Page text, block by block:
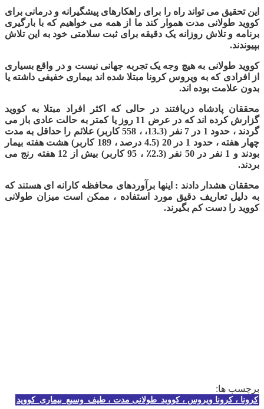
این تحقیق می تواند راه را برای راهکارهای پیشگیرانه و درمانی برای
کووید طولانی مدت هموار کند ما از همه می خواهیم که با بارگیری
برنامه و تلاش روزانه یک دقیقه برای ثبت سلامتی خود به این تلاش
بپیوندند.
کووید طولانی به هیچ وجه یک تجربه جهانی نیست و در واقع بسیاری
از افرادی که به ویروس کرونا مبتلا شده اند بیماری خفیفی داشته یا
بدون علامت بوده اند.
محققان پادشاه دریافتند در حالی که اکثر افراد مبتلا به کووید
گزارش کرده اند که در عرض 11 روز یا کمتر به حالت عادی باز می
گردند ، حدود 1 در 7 نفر (13.3، ، 558 کاربر) علائم را حداقل به مدت
چهار هفته ، حدود 1 در 20 (4.5 درصد ، 189 کاربر) هشت هفته بیمار
بودند و 1 نفر در 50 نفر (2.3٪ ، 95 کاربر) بیش از 12 هفته رنج می
بردند.
محققان هشدار دادند : اینها برآوردهای محافظه کارانه ای هستند که
به دلیل تعاریف دقیق مورد استفاده ، ممکن است میزان طولانی
کووید را دست کم بگیرند.
برچسب ها:
کرونا ، کرونا ویروس ، کووید_طولانی مدت ، طیف_وسیع_بیماری_کووید